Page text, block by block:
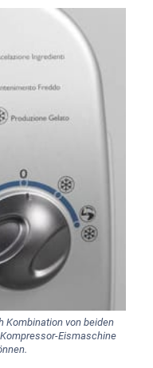
Kombination von beiden
Eismaschine